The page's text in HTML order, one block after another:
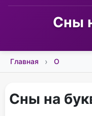
Сны
Главная О
Сны на